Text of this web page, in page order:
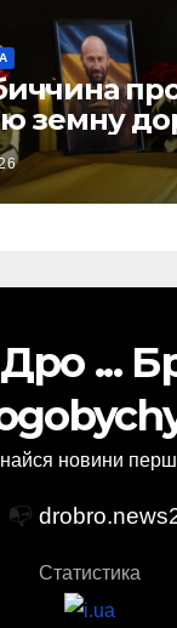
земну
–
...
новини
📭
Статистика